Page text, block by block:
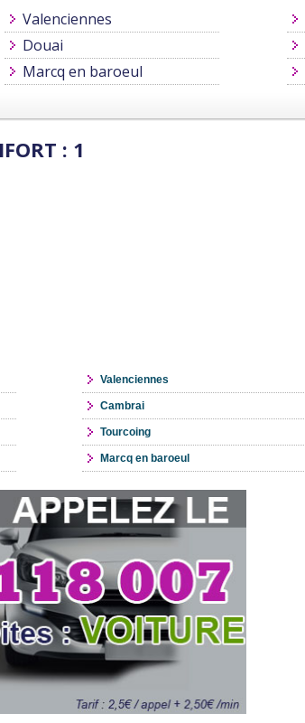
Valenciennes
Douai
Marcq en baroeul
: 1
Valenciennes
Cambrai
Tourcoing
Marcq en baroeul